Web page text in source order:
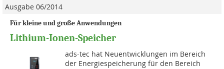
Ausgabe 06/2014
Für kleine und große Anwendungen
Lithium-Ionen-Speicher
ads-tec hat Neuentwicklungen im Bereich
der Energiespeicherung für den Bereich